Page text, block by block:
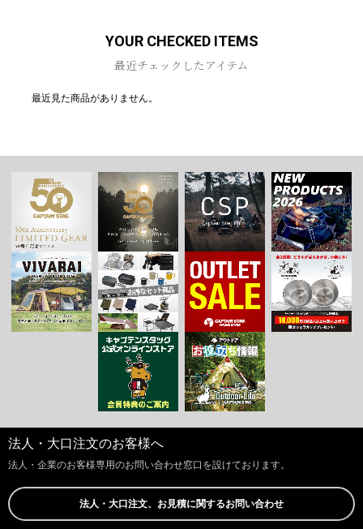
YOUR CHECKED ITEMS
最近チェックしたアイテム
最近見た商品がありません。
法人・大口注文のお客様へ
法人・企業のお客様専用のお問い合わせ窓口を設けております。
法人・大口注文、お見積に関するお問い合わせ